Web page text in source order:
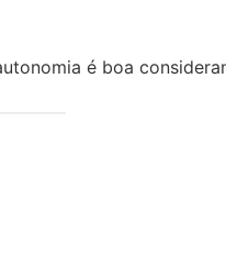
é boa